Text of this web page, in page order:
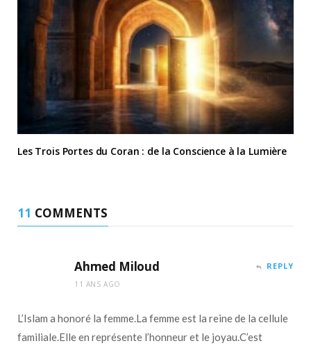
Les Trois Portes du Coran : de la Conscience à la Lumière
11 COMMENTS
Ahmed Miloud
11 ANS AGO
REPLY
L’Islam a honoré la femme.La femme est la reine de la cellule
familiale.Elle en représente l’honneur et le joyau.C’est